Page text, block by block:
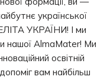
української
УКРАЇНИ! І ми
нашої AlmaMater! Ми
освітній
вам найбільш